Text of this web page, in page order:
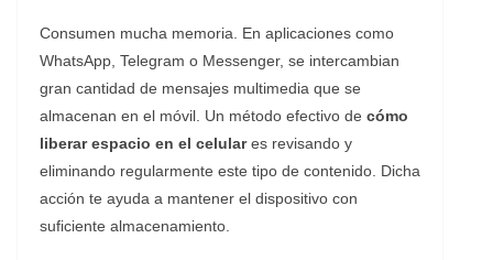
Consumen mucha memoria. En aplicaciones como
WhatsApp, Telegram o Messenger, se intercambian
gran cantidad de mensajes multimedia que se
almacenan en el móvil. Un método efectivo de cómo
liberar espacio en el celulares revisando y
eliminando regularmente este tipo de contenido. Dicha
acción te ayuda a mantener el dispositivo con
suficiente almacenamiento.